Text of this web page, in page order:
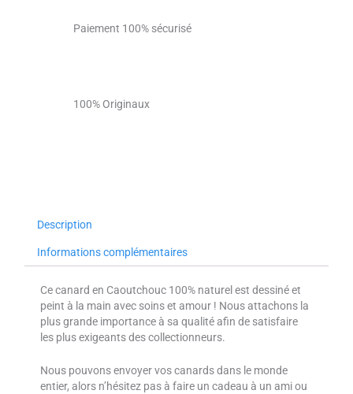
Paiement 100% sécurisé
100% Originaux
Description
Informations complémentaires
Ce canard en Caoutchouc 100% naturel est dessiné et
peint à la main avec soins et amour ! Nous attachons la
plus grande importance à sa qualité afin de satisfaire
les plus exigeants des collectionneurs.
Nous pouvons envoyer vos canards dans le monde
entier, alors n’hésitez pas à faire un cadeau à un ami ou